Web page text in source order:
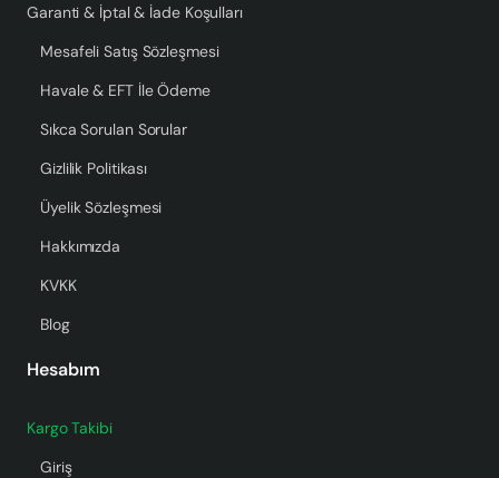
Garanti & İptal & İade Koşulları
Mesafeli Satış Sözleşmesi
Havale & EFT İle Ödeme
Sıkca Sorulan Sorular
Gizlilik Politikası
Üyelik Sözleşmesi
Hakkımızda
KVKK
Blog
Hesabım
Kargo Takibi
Giriş